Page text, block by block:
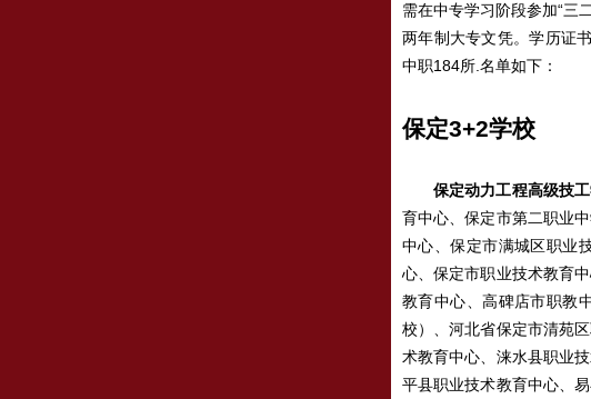
需在中专学习阶段参加“三
两年制大专文凭。学历证
中职184所.名单如下：
保定3+2学校
保定动力工程高级技
育中心、保定市第二职业
中心、保定市满城区职业
心、保定市职业技术教育
教育中心、高碑店市职教
校）、河北省保定市清苑
术教育中心、涞水县职业
平县职业技术教育中心、